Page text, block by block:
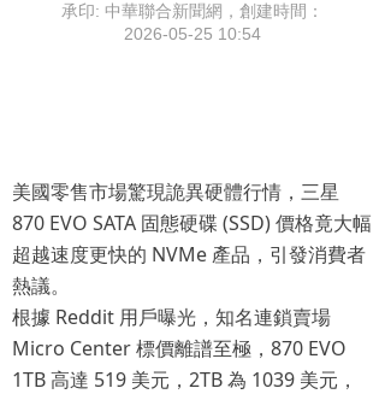
美國零售市場驚現詭異硬體行情，三星
870 EVO SATA 固態硬碟 (SSD) 價格竟大幅
超越速度更快的 NVMe 產品，引發消費者
熱議。
根據 Reddit 用戶曝光，知名連鎖賣場
Micro Center 標價離譜至極，870 EVO
1TB 高達 519 美元，2TB 為 1039 美元，
承印: 中華聯合新聞網，創建時間：
2026-05-25 10:54